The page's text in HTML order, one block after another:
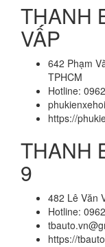
THANH
VẤP
642 Phạm
TPHCM
Hotline:
https://
THANH
9
482 Lê Văn
Hotline:
https://